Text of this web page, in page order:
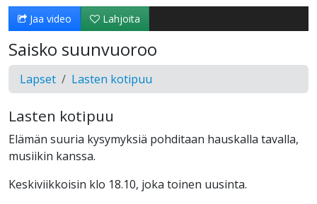
Jaa video Lahjoita
Saisko suunvuoroo
Lapset Lasten kotipuu
Lasten kotipuu
Elämän suuria kysymyksiä pohditaan hauskalla tavalla,
musiikin kanssa.
Keskiviikkoisin klo 18.10, joka toinen uusinta.